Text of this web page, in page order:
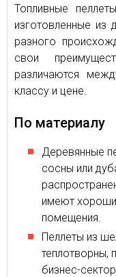
Топливные
изготовленные из
разного
свои
различаются
классу и цене.
По материалу
Деревянные
сосны или
имеют
помещения.
Пеллеты из
теплотворны,
бизнес-